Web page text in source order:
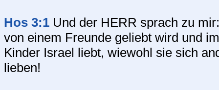
Hos 3:1 Und der HERR sprach zu
von einem Freunde geliebt wird und
Kinder Israel liebt, wiewohl sie sich
lieben!